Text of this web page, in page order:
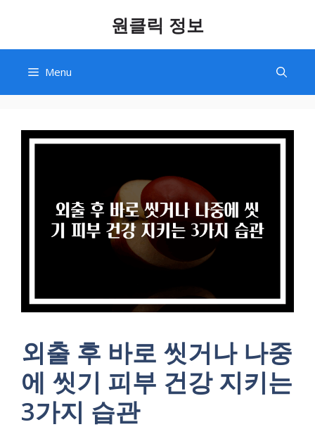
content
원클릭 정보
Menu
외출 후 바로 씻거나 나중
에 씻기 피부 건강 지키는
3가지 습관